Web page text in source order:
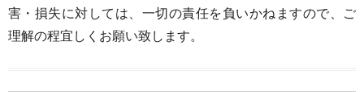
害・損失に対しては、一切の責任を負いかねますので、ご
理解の程宜しくお願い致します。